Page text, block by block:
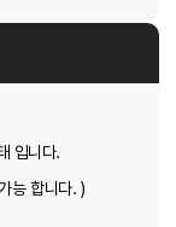
입니다.
능 합니다. )